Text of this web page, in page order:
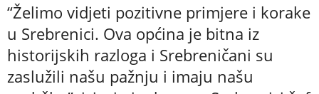
“Želimo vidjeti pozitivne primjere i korake
u Srebrenici. Ova općina je bitna iz
historijskih razloga i Srebreničani su
zaslužili našu pažnju i imaju našu